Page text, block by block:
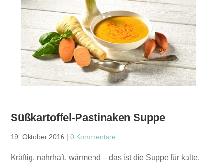
Süßkartoffel-Pastinaken Suppe
19. Oktober 2016 |0 Kommentare
Kräftig, nahrhaft, wärmend – das ist die Suppe für kalte,